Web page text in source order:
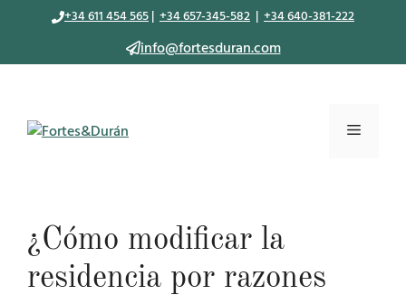
+34 611 454 565 | +34 657-345-582 | +34 640-381-222
info@fortesduran.com
Menú
¿Cómo modificar la
residencia por razones